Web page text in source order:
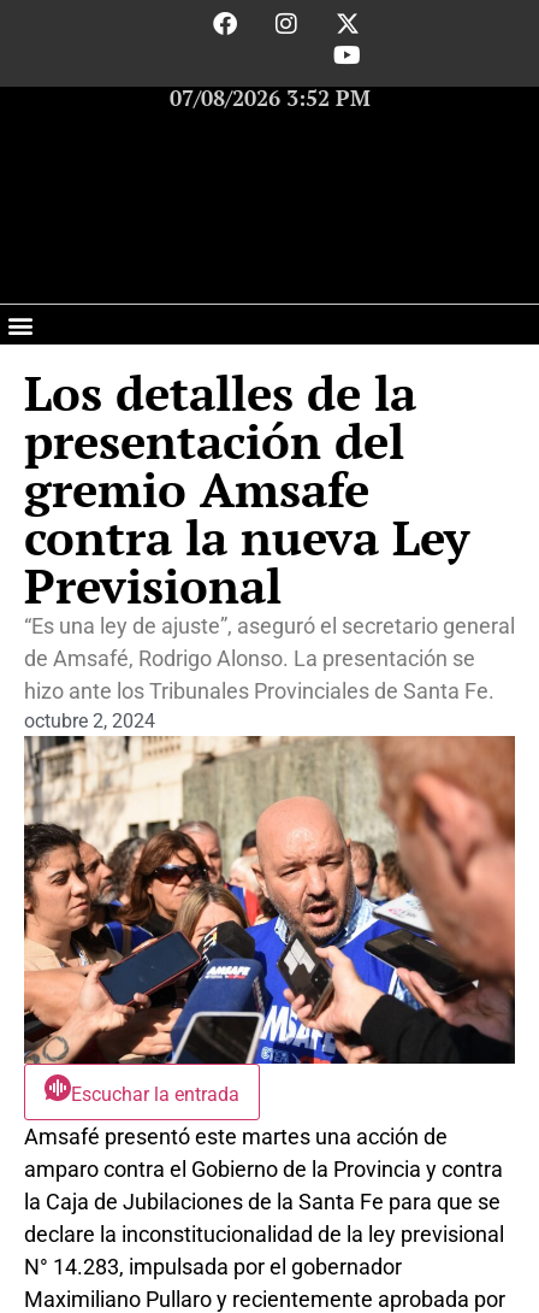
07/08/2026 3:52 PM
Los detalles de la
presentación del
gremio Amsafe
contra la nueva Ley
Previsional
“Es una ley de ajuste”, aseguró el secretario general
de Amsafé, Rodrigo Alonso. La presentación se
hizo ante los Tribunales Provinciales de Santa Fe.
octubre 2, 2024
Escuchar la entrada
Amsafé presentó este martes una acción de
amparo contra el Gobierno de la Provincia y contra
la Caja de Jubilaciones de la Santa Fe para que se
declare la inconstitucionalidad de la ley previsional
N° 14.283, impulsada por el gobernador
Maximiliano Pullaro y recientemente aprobada por